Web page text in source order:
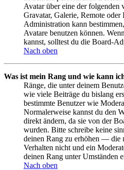
Avatar über eine der folgenden
Gravatar, Galerie, Remote
Administration kann
Avatare benutzen können.
kannst, solltest du die Board-
Nach oben
Was ist mein Rang und wie kann
Ränge, die unter deinem
wie viele Beiträge du bislang
bestimmte Benutzer wie
Normalerweise kannst du den
direkt ändern, da sie von der
wurden. Bitte schreibe keine
deinen Rang zu erhöhen — die
Verhalten nicht und ein
deinen Rang unter Umständen
Nach oben